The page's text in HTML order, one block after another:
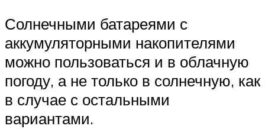
Солнечными батареями с
аккумуляторными накопителями
можно пользоваться и в облачную
погоду, а не только в солнечную, как
в случае с остальными
вариантами.